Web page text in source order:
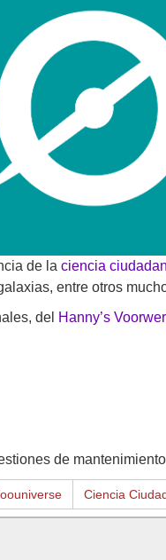
de la ciencia
entre otros
del Hanny’s
de
Ciencia